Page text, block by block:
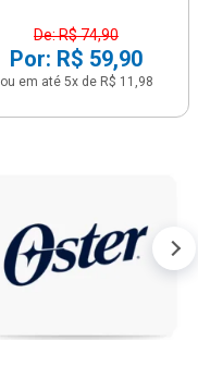
De: R$ 74,90
Por: R$ 59,90
ou em até 5x de R$ 11,98